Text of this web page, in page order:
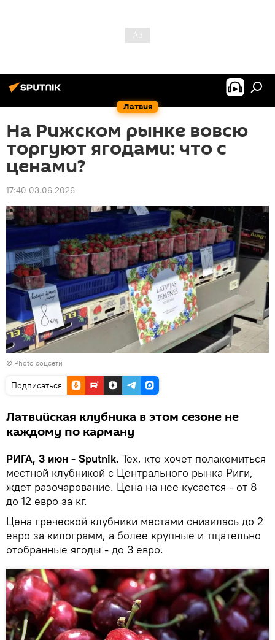
Латвия
На Рижском рынке вовсю
торгуют ягодами: что с
ценами?
17:40 03.06.2026
© Photo соцсети
Подписаться
Латвийская клубника в этом сезоне не
каждому по карману
РИГА, 3 июн - Sputnik. Тех, кто хочет полакомиться
местной клубникой с Центрального рынка Риги,
ждет разочарование. Цена на нее кусается - от 8
до 12 евро за кг.
Цена греческой клубники местами снизилась до 2
евро за килограмм, а более крупные и тщательно
отобранные ягоды - до 3 евро.